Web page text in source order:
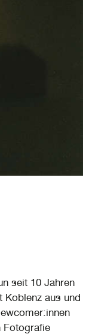
seit 10 Jahren
Koblenz aus und
Fotografie